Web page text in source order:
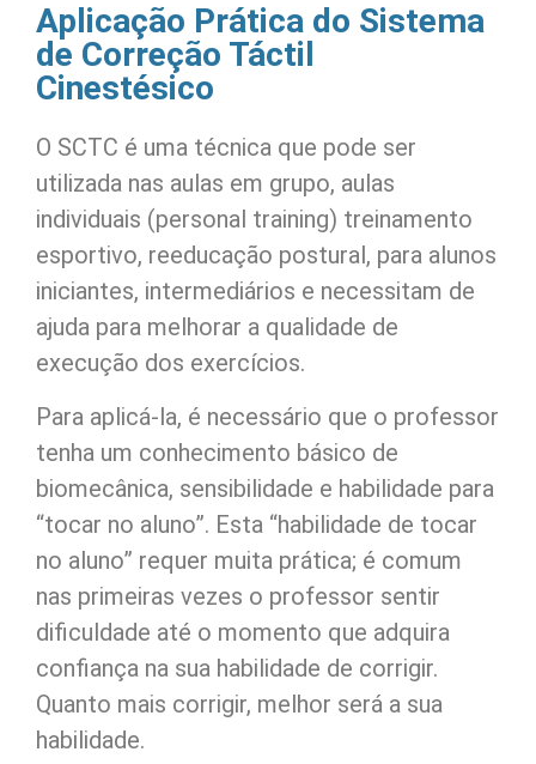
Aplicação Prática do Sistema
de Correção Táctil
Cinestésico
O SCTC é uma técnica que pode ser
utilizada nas aulas em grupo, aulas
individuais (personal training) treinamento
esportivo, reeducação postural, para alunos
iniciantes, intermediários e necessitam de
ajuda para melhorar a qualidade de
execução dos exercícios.
Para aplicá-la, é necessário que o professor
tenha um conhecimento básico de
biomecânica, sensibilidade e habilidade para
“tocar no aluno”. Esta “habilidade de tocar
no aluno” requer muita prática; é comum
nas primeiras vezes o professor sentir
dificuldade até o momento que adquira
confiança na sua habilidade de corrigir.
Quanto mais corrigir, melhor será a sua
habilidade.